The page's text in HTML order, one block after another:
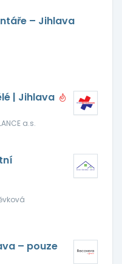
– Jihlava
| Jihlava
a.s.
– pouze